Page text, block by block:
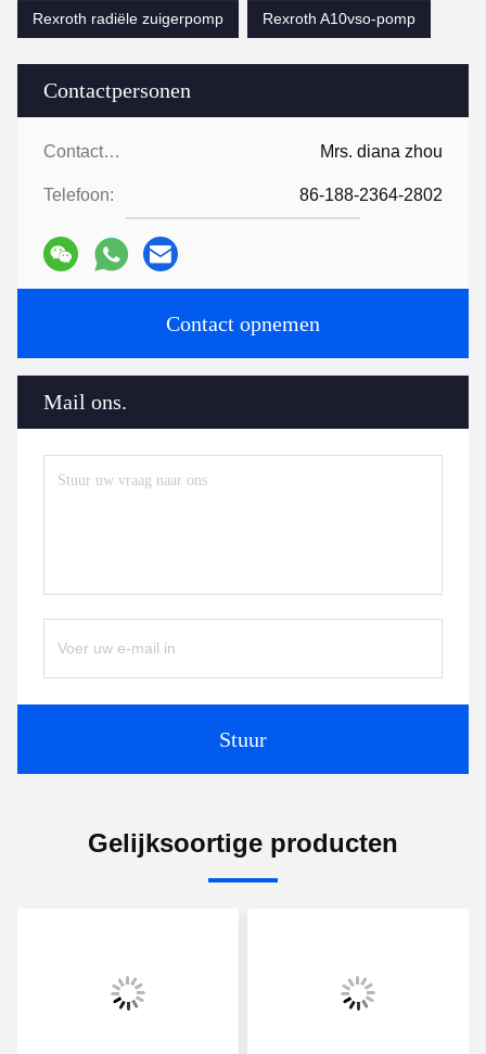
Contactpersonen
Contactpersonen: Mrs. diana zhou
Telefoon: 86-188-2364-2802
Contact opnemen
Mail ons.
Stuur
Rexroth radiële zuigerpomp
Rexroth A10vso-pomp
Gelijksoortige producten